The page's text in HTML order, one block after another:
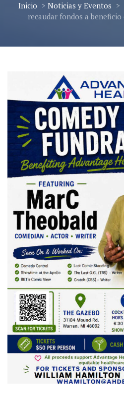
Inicio > Noticias y Eventos >
recaudar fondos a